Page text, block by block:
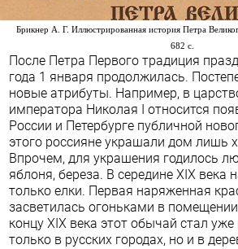
Брикнер А. Г. Иллюстрированная история Петра
682 с.
После Петра Первого традиция
года 1 января продолжилась.
новые атрибуты. Например, в
императора Николая I относится
России и Петербурге публичной
этого россияне украшали дом лишь
Впрочем, для украшения годилось
яблоня, береза. В середине XIX века
только елки. Первая наряженная
засветилась огоньками в
концу ХIХ века этот обычай стал
только в русских городах, но и в